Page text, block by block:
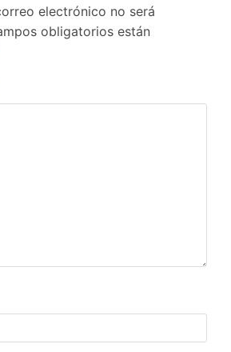
electrónico no será
obligatorios están